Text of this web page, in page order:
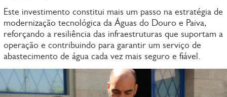
Este investimento constitui mais um passo na estratégia de
modernização tecnológica da Águas do Douro e Paiva,
reforçando a resiliência das infraestruturas que suportam a
operação e contribuindo para garantir um serviço de
abastecimento de água cada vez mais seguro e fiável.